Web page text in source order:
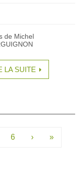
de Michel
LA SUITE
6 › »